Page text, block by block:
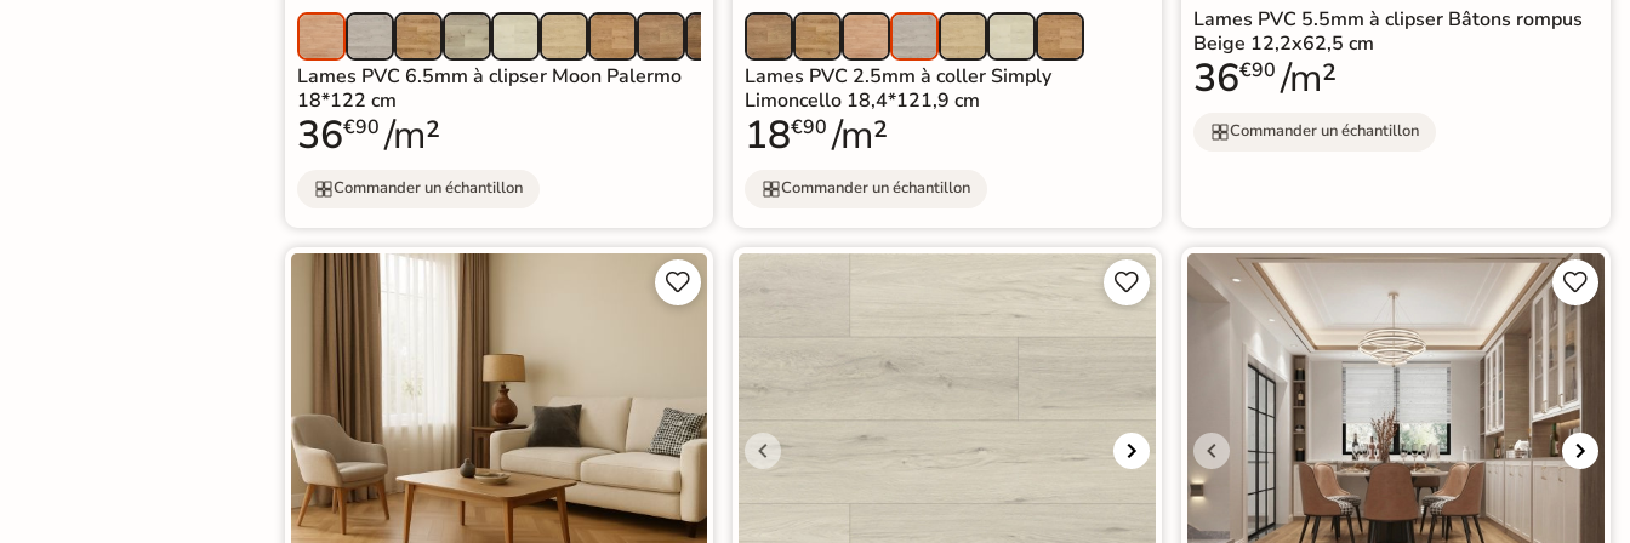
Lames PVC 6.5mm à clipser Moon Palermo
18*122 cm
36€90 /m²
Commander un échantillon
Lames PVC 2.5mm à coller Simply
Limoncello 18,4*121,9 cm
18€90 /m²
Commander un échantillon
Lames PVC 5.5mm à clipser Bâtons rompus
Beige 12,2x62,5 cm
36€90 /m²
Commander un échantillon

 
 
